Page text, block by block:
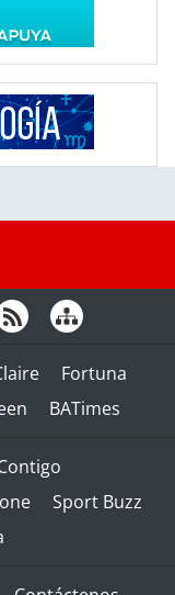
Fortuna
BATimes
Sport Buzz